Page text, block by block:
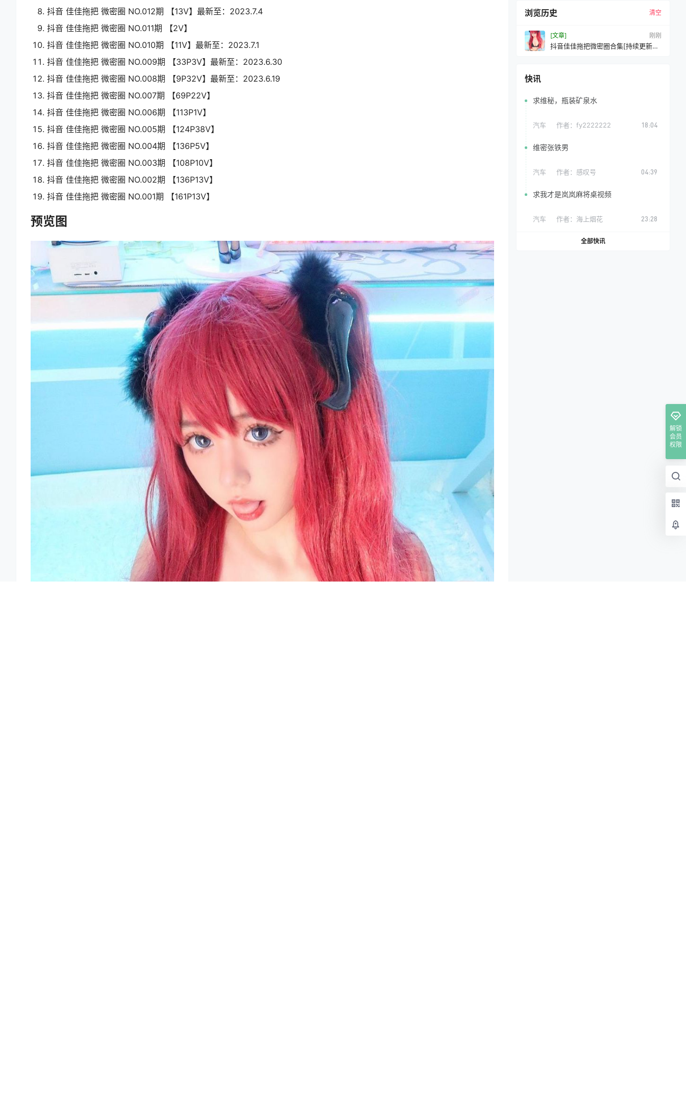
抖音 佳佳拖把 微密圈 NO.012期 【13V】最新至：2023.7.4
抖音 佳佳拖把 微密圈 NO.011期 【2V】
抖音 佳佳拖把 微密圈 NO.010期 【11V】最新至：2023.7.1
抖音 佳佳拖把 微密圈 NO.009期 【33P3V】最新至：2023.6.30
抖音 佳佳拖把 微密圈 NO.008期 【9P32V】最新至：2023.6.19
抖音 佳佳拖把 微密圈 NO.007期 【69P22V】
抖音 佳佳拖把 微密圈 NO.006期 【113P1V】
抖音 佳佳拖把 微密圈 NO.005期 【124P38V】
抖音 佳佳拖把 微密圈 NO.004期 【136P5V】
抖音 佳佳拖把 微密圈 NO.003期 【108P10V】
抖音 佳佳拖把 微密圈 NO.002期 【136P13V】
抖音 佳佳拖把 微密圈 NO.001期 【161P13V】
预览图
浏览历史 清空
[文章] 刚刚
抖音佳佳拖把微密圈合集[持续更新
快讯
求维秘，瓶装矿泉水
汽车 作者： fy2222222 18:04
维密张铁男
汽车 作者： 感叹号 04:39
求我才是岚岚麻将桌视频
汽车 作者： 海上烟花 23:28
全部快讯
解锁
会员
权限